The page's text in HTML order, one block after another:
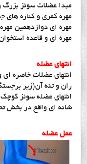
مبدا عضلات سوئز بزرگ
مهره کمری و کناره های
مهره ای دوازدهمین
مهره ای و قاعده
انتهای عضله
انتهای عضلات خاصره
ران و تنه آن(زیر
انتهای عضله سوئز
شانه ای واقع در بخش
عمل عضله